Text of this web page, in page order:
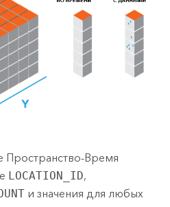
Пространство-Время
LOCATION_ID,
и значения для любых